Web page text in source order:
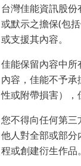
台灣佳能資訊股
或默示之擔保(包
或支援其內容。
佳能保留內容中所
內容，佳能不予
性或附帶損害），
您不得向任何第三
他人對全部或部分
程或創建衍生作品。